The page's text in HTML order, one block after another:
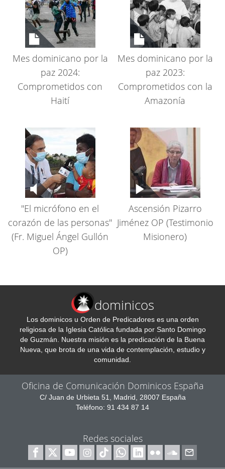
Mes dominicano por la
paz 2024:
Comprometidos con
Haití
Mes dominicano por la
paz 2023:
Comprometidos con la
Amazonía
"El micrófono en el
corazón de las personas"
(Fr. Miguel Ángel Gullón
OP)
Ascensión Pizarro
Jiménez OP (Testimonio
Misionero)
dominicos
Los dominicos u Orden de Predicadores es una orden
religiosa de la Iglesia Católica fundada por Santo Domingo
de Guzmán. Nuestra misión es la predicación de la Buena
Nueva, que brota de una vida de contemplación, estudio y
comunidad.
Oficina de Comunicación Dominicos España
C/ Juan de Urbieta 51, Madrid, 28007 España
Teléfono: 91 434 87 14
Redes sociales